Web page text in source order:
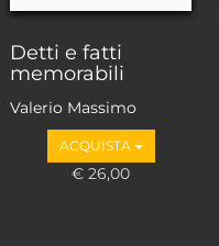
Detti e fatti
memorabili
Valerio Massimo
ACQUISTA
€ 26,00